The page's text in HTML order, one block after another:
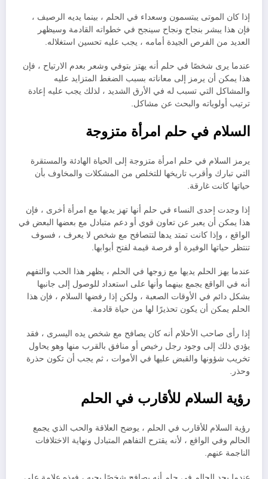
إذا كان الموتى يبتسمون وسعداء في الحلم ، بينما يديه الرصيف ،
فإن هذا يبشر بنجاح ونجاح سينجح في خطواته القادمة وسيظهر
العديد من الفرص الجيدة أمامه ، يجب عليه تحسين استغلاله.
عندما يرى شخصًا في حلم أنه يهتز بتوفي وشعر بعدم الارتياح ، فإن
هذا يمكن أن يرمز إلى معاناته بسبب الضغط المتزايد عليه
والمشاكل التي تسبب له في الأرق الشديد ، لذلك يجب عليه إعادة
ترتيب أولوياته والبحث عن مشاكل.
السلام في حلم امرأة متزوجة
يرمز السلام في حلم امرأة متزوجة إلى الحياة الهادئة والمستقرة
التي تبارك وأقرب تاريخها للتخلص من المشكلات والمخاوف بأن
حياتها كانت غارقة.
إذا وجدت إحدى النساء في حلم أنها تهز يديها مع امرأة أخرى ، فإن
هذا يمكن أن يعبر عن تعاون قوي أو دعم متبادل مع بعضها البعض في
الواقع ، وإذا كانت تمتد يدها لتتصافح مع شخص لا يعرف ، فسوف
تنتظر حياتها الوفيرة أو فرصة قيمة لفتح أبوابها.
عندما يهز الحلم يديها مع زوجها في الحلم ، يظهر هذا الحب والتفهم
أنه في الواقع يجمع بينهما وأنها على استعداد للوصول إلى جانبها
بشكل دائم في الأوقات الصعبة ، ولكن إذا رفضها السلام ، فإن هذا
الحلم يمكن أن يكون تحذيرًا لها من حياة قادمة.
إذا رأى صاحب الأحلام أنه كان يصافح مع شخص يده اليسرى ، فقد
يؤدي ذلك إلى وجود رجل رخيص أو منافق بالقرب منها وهو يحاول
تخريب شؤونها والقبض عليها في الأموات ، ثم يجب أن تكون حذرة
وحذر.
رؤية السلام للأقارب في الحلم
رؤية السلام للأقارب في الحلم ، يوضح العلاقة والحب الذي يجمع
الحالم وفي الواقع ، لأنه يقترح التفاهم المتبادل ونهاية الاختلافات
الناجمة عنهم.